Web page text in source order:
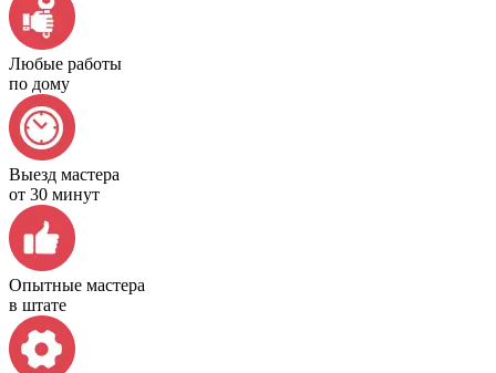
Любые работы
по дому
Выезд мастера
от 30 минут
Опытные мастера
в штате